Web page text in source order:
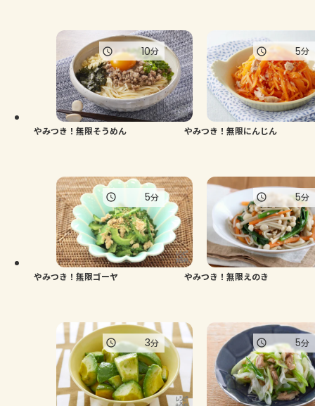
やみつき！無限そうめん
10分
やみつき！無限にんじん
5分
やみつき！無限ゴーヤ
5分
やみつき！無限えのき
5分
3分 5分